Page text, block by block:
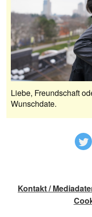
Liebe, Freundschaft
Wunschdate.
Kontakt /